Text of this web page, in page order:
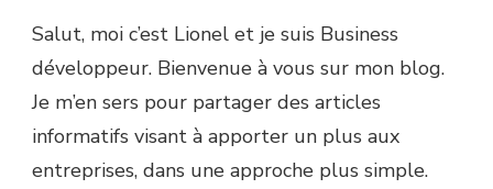
Salut, moi c’est Lionel et je suis Business
développeur. Bienvenue à vous sur mon blog.
Je m’en sers pour partager des articles
informatifs visant à apporter un plus aux
entreprises, dans une approche plus simple.